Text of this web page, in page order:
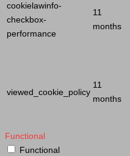
cookielawinfo-
checkbox-
performance
11
months
viewed_cookie_policy
11
months
Functional
Functional